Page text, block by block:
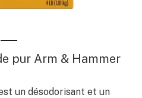
pur Arm & Hammer
un désodorisant et un